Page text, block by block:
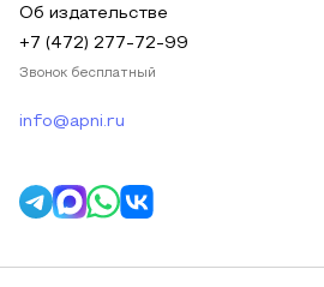
Об издательстве
+7 (472) 277-72-99
Звонок бесплатный
info@apni.ru